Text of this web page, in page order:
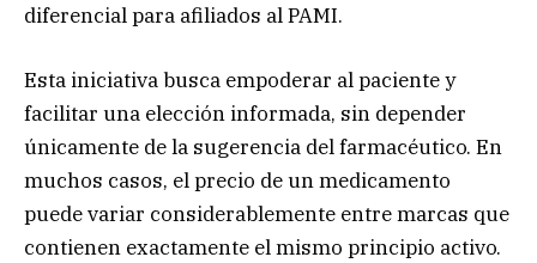
diferencial para afiliados al PAMI.
Esta iniciativa busca empoderar al paciente y
facilitar una elección informada, sin depender
únicamente de la sugerencia del farmacéutico. En
muchos casos, el precio de un medicamento
puede variar considerablemente entre marcas que
contienen exactamente el mismo principio activo.